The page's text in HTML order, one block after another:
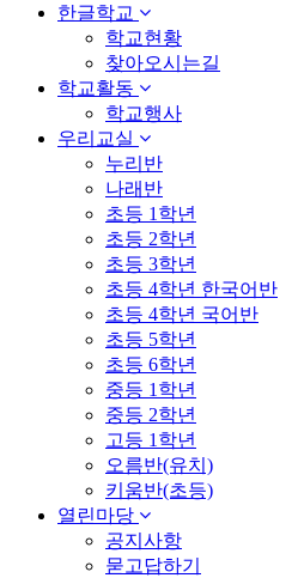
한글학교
학교현황
찾아오시는길
학교활동
학교행사
우리교실
누리반
나래반
초등 1학년
초등 2학년
초등 3학년
초등 4학년 한국어반
초등 4학년 국어반
초등 5학년
초등 6학년
중등 1학년
중등 2학년
고등 1학년
오름반(유치)
키움반(초등)
열린마당
공지사항
묻고답하기